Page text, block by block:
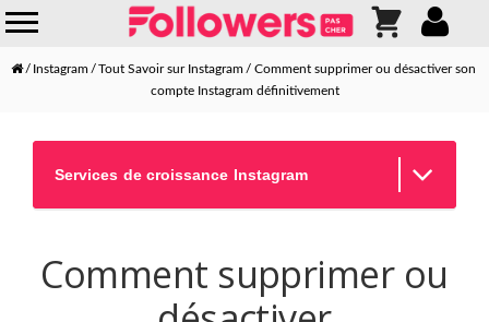
Instagram Tout Savoir sur Instagram
Comment supprimer ou désactiver son
compte Instagram définitivement
Services de croissance Instagram
Comment supprimer ou